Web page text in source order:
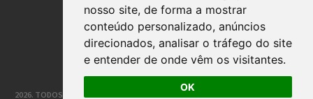
nosso site, de forma a mostrar
conteúdo personalizado, anúncios
direcionados, analisar o tráfego do site
e entender de onde vêm os visitantes.
OK
Contato Central de ajuda
Termos de uso Inserir anúncio grátis
2026. TODOS OS DIREITOS RESERVADOS. | DESENVOLVIMENTO E HOSPEDAGEM